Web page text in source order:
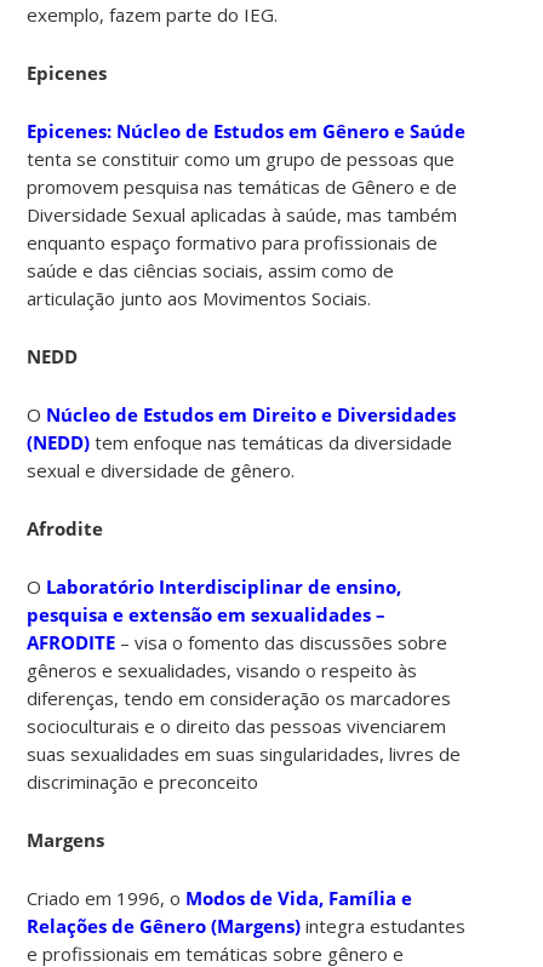
exemplo, fazem parte do IEG.
Epicenes
Epicenes: Núcleo de Estudos em Gênero e Saúde
tenta se constituir como um grupo de pessoas que
promovem pesquisa nas temáticas de Gênero e de
Diversidade Sexual aplicadas à saúde, mas também
enquanto espaço formativo para profissionais de
saúde e das ciências sociais, assim como de
articulação junto aos Movimentos Sociais.
NEDD
O Núcleo de Estudos em Direito e Diversidades
(NEDD) tem enfoque nas temáticas da diversidade
sexual e diversidade de gênero.
Afrodite
O Laboratório Interdisciplinar de ensino,
pesquisa e extensão em sexualidades –
AFRODITE – visa o fomento das discussões sobre
gêneros e sexualidades, visando o respeito às
diferenças, tendo em consideração os marcadores
socioculturais e o direito das pessoas vivenciarem
suas sexualidades em suas singularidades, livres de
discriminação e preconceito
Margens
Criado em 1996, o Modos de Vida, Família e
Relações de Gênero (Margens)integra estudantes
e profissionais em temáticas sobre gênero e